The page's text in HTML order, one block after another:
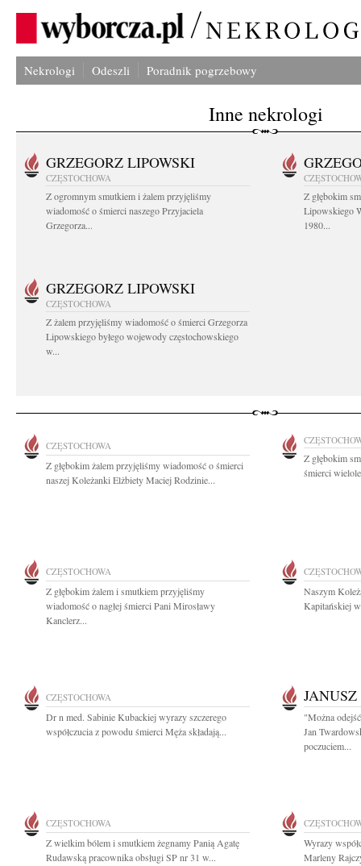
Nekrologi Odeszli Poradnik pogrzebowy
Inne nekrologi
GRZEGORZ LIPOWSKI
CZĘSTOCHOWA
Z ogromnym smutkiem i żalem przyjęliśmy
wiadomość o śmierci naszego Przyjaciela
Grzegorza...
Z głębokim
Lipowskiego
1980...
GRZEGORZ LIPOWSKI
CZĘSTOCHOWA
Z żalem przyjęliśmy wiadomość o śmierci Grzegorza
Lipowskiego byłego wojewody częstochowskiego
w...
CZĘSTOCHOWA
Z głębokim żalem przyjęliśmy wiadomość o śmierci
naszej Koleżanki Elżbiety Maciej Rodzinie...
Z głębokim
śmierci
CZĘSTOCHOWA
Z głębokim żalem i smutkiem przyjęliśmy
wiadomość o nagłej śmierci Pani Mirosławy
Kanclerz...
Naszym
Kapitańskiej
CZĘSTOCHOWA
Dr n med. Sabinie Kubackiej wyrazy szczerego
współczucia z powodu śmierci Męża składają...
"Można
Jan
poczuciem...
CZĘSTOCHOWA
Z wielkim bólem i smutkiem żegnamy Panią Agatę
Rudawską pracownika obsługi SP nr 31 w...
Wyrazy
Marleny